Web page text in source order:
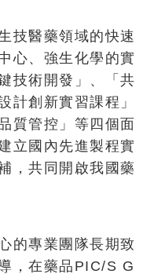
技醫藥領域的快速
心、強生化學的實
技術開發」、「共
計創新實習課程」
質管控」等四個面
立國內先進製程實
，共同開啟我國藥
的專業團隊長期致
，在藥品PIC/S G